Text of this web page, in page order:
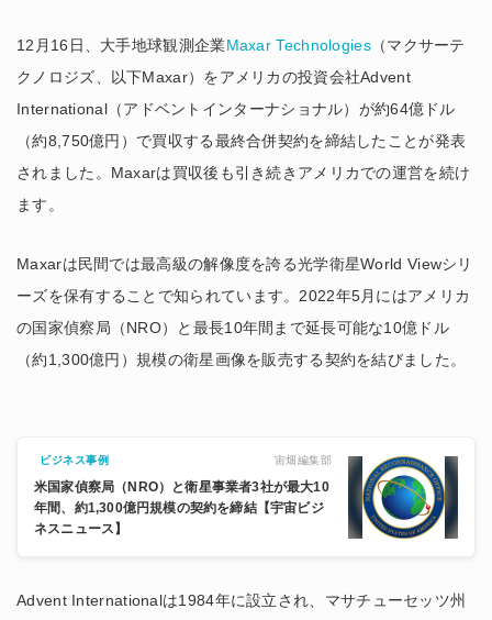
12月16日、大手地球観測企業Maxar Technologies（マクサーテ
クノロジズ、以下Maxar）をアメリカの投資会社Advent
International（アドベントインターナショナル）が約64億ドル
（約8,750億円）で買収する最終合併契約を締結したことが発表
されました。Maxarは買収後も引き続きアメリカでの運営を続け
ます。
Maxarは民間では最高級の解像度を誇る光学衛星World Viewシリ
ーズを保有することで知られています。2022年5月にはアメリカ
の国家偵察局（NRO）と最長10年間まで延長可能な10億ドル
（約1,300億円）規模の衛星画像を販売する契約を結びました。
ビジネス事例 宙畑編集部
米国家偵察局（NRO）と衛星事業者3社が最大10
年間、約1,300億円規模の契約を締結【宇宙ビジ
ネスニュース】
Advent Internationalは1984年に設立され、マサチューセッツ州